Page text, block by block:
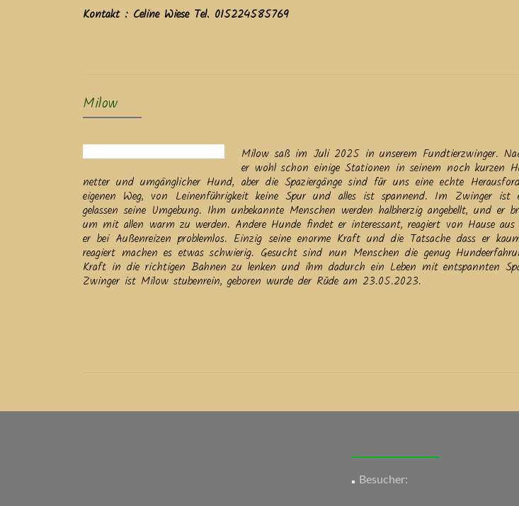
Kontakt : Celine Wiese Tel. 015224585769
Milow
Milow saß im Juli 2025 in unserem Fundtierzwinger.
er wohl schon einige Stationen in seinem noch kurzen
netter und umgänglicher Hund, aber die Spaziergänge sind für uns eine echte
eigenen Weg, von Leinenführigkeit keine Spur und alles ist spannend. Im Zwinger
gelassen seine Umgebung. Ihm unbekannte Menschen werden halbherzig angebellt, und er
um mit allen warm zu werden. Andere Hunde findet er interessant, reagiert von Hause
er bei Außenreizen problemlos. Einzig seine enorme Kraft und die Tatsache dass er
reagiert machen es etwas schwierig. Gesucht sind nun Menschen die genug
Kraft in die richtigen Bahnen zu lenken und ihm dadurch ein Leben mit entspannten
Zwinger ist Milow stubenrein, geboren wurde der Rüde am 23.05.2023.
Beitrags-
Besucher: